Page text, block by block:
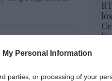
My Personal Information
parties, or processing of your
a elevar